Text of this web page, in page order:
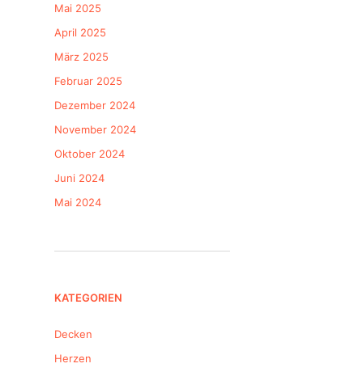
Mai 2025
April 2025
März 2025
Februar 2025
Dezember 2024
November 2024
Oktober 2024
Juni 2024
Mai 2024
KATEGORIEN
Decken
Herzen